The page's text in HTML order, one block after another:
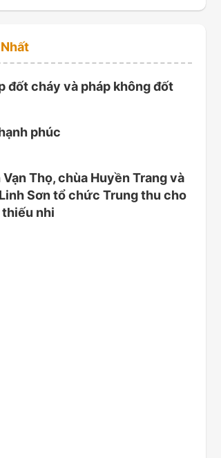
đốt cháy và pháp không đốt
phúc
Thọ, chùa Huyền Trang và
Sơn tổ chức Trung thu cho
nhi